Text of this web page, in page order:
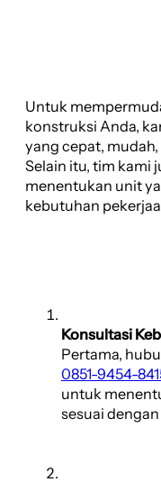
Untuk
konstruksi Anda,
yang cepat,
Selain itu, tim kami
menentukan unit
kebutuhan
Konsultasi
Pertama,
0851-9454-
untuk
sesuai